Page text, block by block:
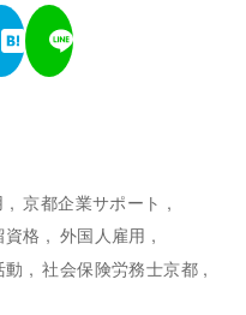
京都企業サポート
資格
外国人雇用
動
社会保険労務士京都